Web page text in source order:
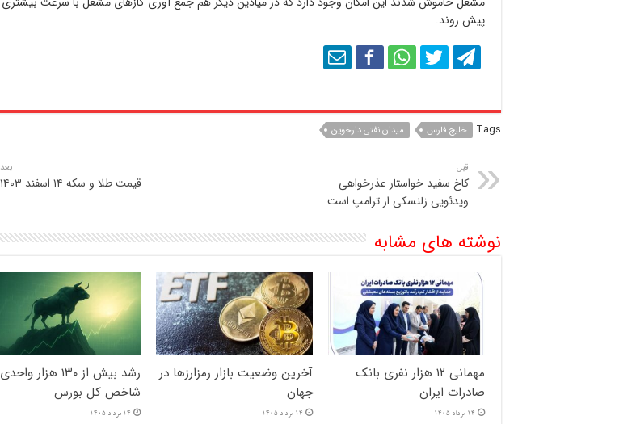
پیش روند.
Tags خلیج فارس میدان نفتی دارخوین
قبل
کاخ سفید خواستار عذرخواهی
ویدئویی زلنسکی از ترامپ است
بعد
قیمت طلا و سکه ۱۴ اسفند ۱۴۰۳
نوشته های مشابه
مهمانی ۱۲ هزار نفری بانک
صادرات ایران
14 مرداد 1405
آخرین وضعیت بازار رمزارزها در
جهان
14 مرداد 1405
رشد بیش از ۱۳۰ هزار واحدی
شاخص کل بورس
14 مرداد 1405